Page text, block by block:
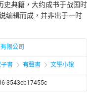
史典籍，大约成书于战国时
编辑而成，并非出于一时
限公司
書 有聲書 文學小說
3543cb17455c